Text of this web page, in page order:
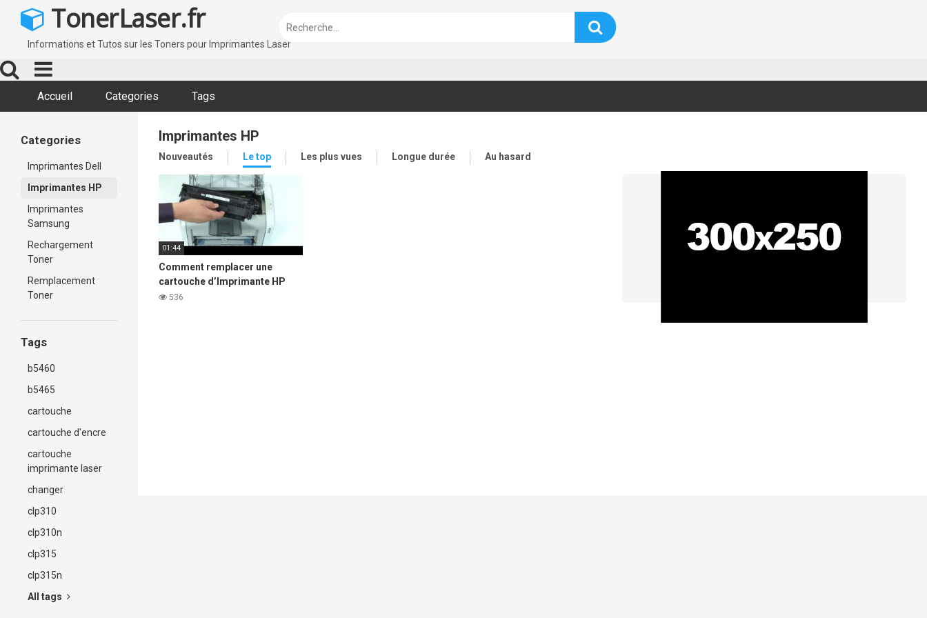
TonerLaser.fr
Informations et Tutos sur les Toners pour Imprimantes Laser
Accueil Categories Tags
Categories
Imprimantes Dell
Imprimantes HP
Imprimantes
Samsung
Rechargement
Toner
Remplacement
Toner
Tags
b5460
b5465
cartouche
cartouche d'encre
cartouche
imprimante laser
changer
clp310
clp310n
clp315
clp315n
All tags
Imprimantes HP
Nouveautés Le top Les plus vues Longue durée Au hasard
01:44
Comment remplacer une
cartouche d’Imprimante HP
LaserJet 1020
536